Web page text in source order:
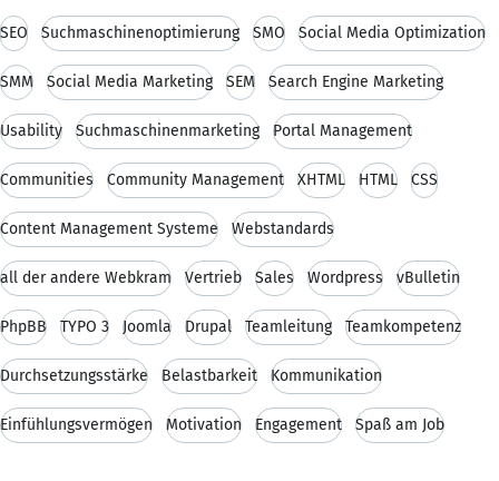
SEO Suchmaschinenoptimierung SMO Social Media Optimization
SMM Social Media Marketing SEM Search Engine Marketing
Usability Suchmaschinenmarketing Portal Management
Communities Community Management XHTML HTML CSS
Content Management Systeme Webstandards
all der andere Webkram Vertrieb Sales Wordpress vBulletin
PhpBB TYPO 3 Joomla Drupal Teamleitung Teamkompetenz
Durchsetzungsstärke Belastbarkeit Kommunikation
Einfühlungsvermögen Motivation Engagement Spaß am Job